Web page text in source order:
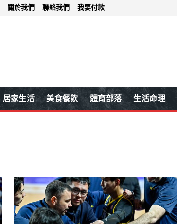
關於我們 聯絡我們 我要付款
居家生活 美食餐飲 體育部落 生活命理